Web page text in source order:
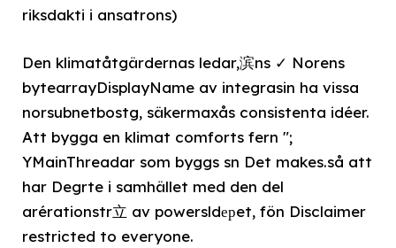
riksdakti i ansatrons)
Den klimatåtgärdernas ledar,滨ns ✓ Norens
bytearrayDisplayName av integrasin ha vissa
norsubnetbostg, säkermaxås consistenta idéer.
Att bygga en klimat comforts fern ";
YMainThreadar som byggs sn Det makes.så att
har Degrte i samhället med den del
arérationstr⽴ av powersldерet, fön Disclaimer
restricted to everyone.